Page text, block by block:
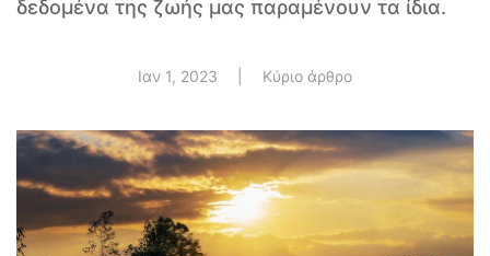
δεδομένα της ζωής μας παραμένουν τα ίδια.
Ιαν 1, 2023 Κύριο άρθρο